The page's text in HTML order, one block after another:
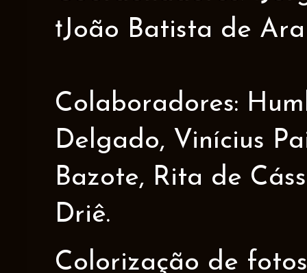
†João Batista de
Colaboradores:
Delgado, Vinícius
Bazote, Rita de
Driê.
Colorização de